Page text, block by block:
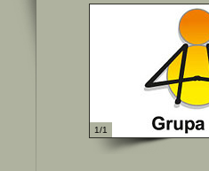
1/1